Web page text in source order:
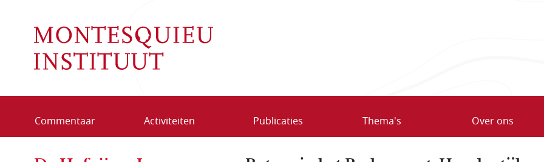
Commentaar Activiteiten Publicaties Thema's Over ons